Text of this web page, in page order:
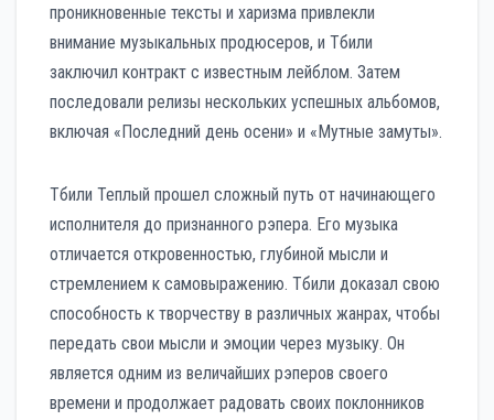
проникновенные тексты и харизма привлекли
внимание музыкальных продюсеров, и Тбили
заключил контракт с известным лейблом. Затем
последовали релизы нескольких успешных альбомов,
включая «Последний день осени» и «Мутные замуты».
Тбили Теплый прошел сложный путь от начинающего
исполнителя до признанного рэпера. Его музыка
отличается откровенностью, глубиной мысли и
стремлением к самовыражению. Тбили доказал свою
способность к творчеству в различных жанрах, чтобы
передать свои мысли и эмоции через музыку. Он
является одним из величайших рэперов своего
времени и продолжает радовать своих поклонников